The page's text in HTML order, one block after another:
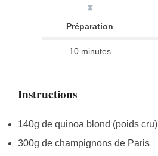
⧗
Préparation
10 minutes
Instructions
140g de quinoa blond (poids cru)
300g de champignons de Paris